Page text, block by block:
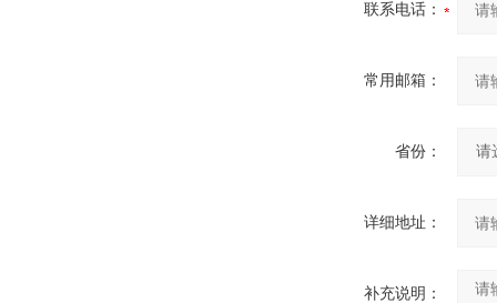
联系电话：
常用邮箱：
省份：
详细地址：
补充说明：